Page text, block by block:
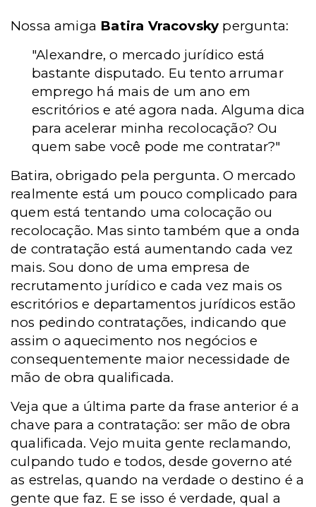
Nossa amiga Batira Vracovskypergunta:
"Alexandre, o mercado jurídico está
bastante disputado. Eu tento arrumar
emprego há mais de um ano em
escritórios e até agora nada. Alguma dica
para acelerar minha recolocação? Ou
quem sabe você pode me contratar?"
Batira, obrigado pela pergunta. O mercado
realmente está um pouco complicado para
quem está tentando uma colocação ou
recolocação. Mas sinto também que a onda
de contratação está aumentando cada vez
mais. Sou dono de uma empresa de
recrutamento jurídico e cada vez mais os
escritórios e departamentos jurídicos estão
nos pedindo contratações, indicando que
assim o aquecimento nos negócios e
consequentemente maior necessidade de
mão de obra qualificada.
Veja que a última parte da frase anterior é a
chave para a contratação: ser mão de obra
qualificada. Vejo muita gente reclamando,
culpando tudo e todos, desde governo até
as estrelas, quando na verdade o destino é a
gente que faz. E se isso é verdade, qual a